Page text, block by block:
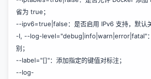
省为 true；
--ipv6=true|false：是否启用 IPv6 支持，默认关
-l, --log-level="debug|info|warn|error|fatal"
别；
--label="[]"：添加指定的键值对标注；
--log-